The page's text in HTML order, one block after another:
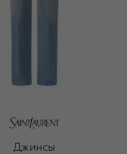
Джинсы